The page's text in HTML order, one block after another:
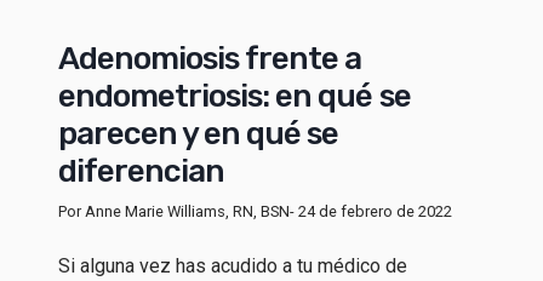
Adenomiosis frente a
endometriosis: en qué se
parecen y en qué se
diferencian
Por Anne Marie Williams, RN, BSN- 24 de febrero de 2022
Si alguna vez has acudido a tu médico de